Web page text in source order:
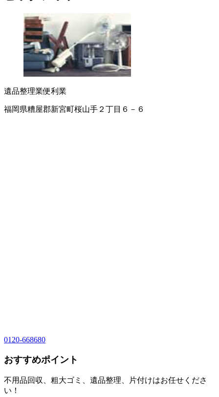
遺品整理業便利業
福岡県糟屋郡新宮町桜山手２丁目６－６
0120-668680
おすすめポイント
不用品回収、粗大ゴミ、遺品整理、片付けはお任せくださ
い！